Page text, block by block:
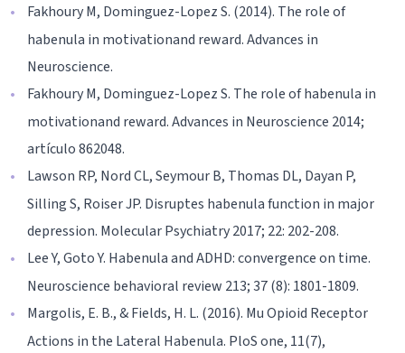
Fakhoury M, Dominguez-Lopez S. (2014). The role of
habenula in motivationand reward. Advances in
Neuroscience.
Fakhoury M, Dominguez-Lopez S. The role of habenula in
motivationand reward. Advances in Neuroscience 2014;
artículo 862048.
Lawson RP, Nord CL, Seymour B, Thomas DL, Dayan P,
Silling S, Roiser JP. Disruptes habenula function in major
depression. Molecular Psychiatry 2017; 22: 202-208.
Lee Y, Goto Y. Habenula and ADHD: convergence on time.
Neuroscience behavioral review 213; 37 (8): 1801-1809.
Margolis, E. B., & Fields, H. L. (2016). Mu Opioid Receptor
Actions in the Lateral Habenula. PloS one, 11(7),